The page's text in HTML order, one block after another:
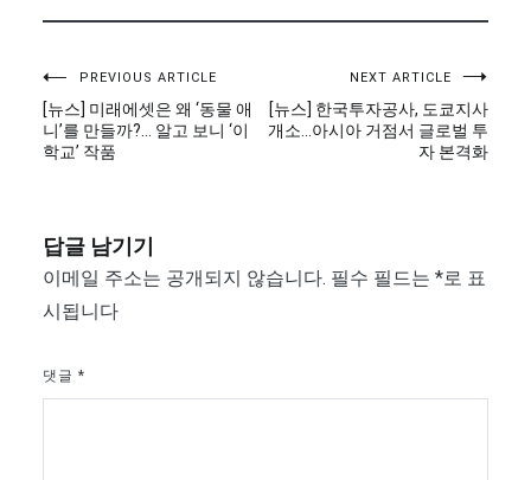
글
탐
색
PREVIOUS ARTICLE
[뉴스] 미래에셋은 왜 ‘동물 애
니’를 만들까?… 알고 보니 ‘이
학교’ 작품
NEXT ARTICLE
[뉴스] 한국투자공사, 도쿄지사
개소…아시아 거점서 글로벌 투
자 본격화
답글 남기기
이메일 주소는 공개되지 않습니다. 필수 필드는 *로 표
시됩니다
댓글 *